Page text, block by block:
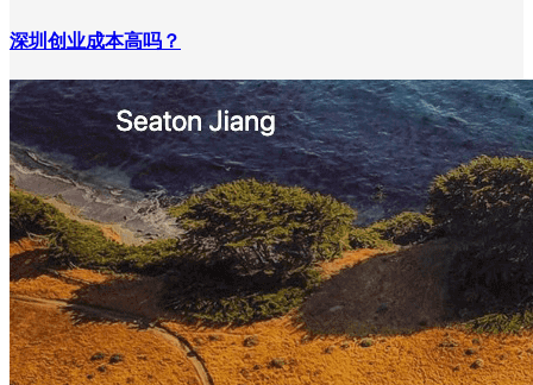
深圳创业成本高吗？